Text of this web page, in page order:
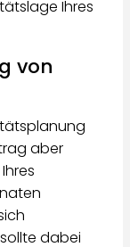
Ihres
von
aber
dabei